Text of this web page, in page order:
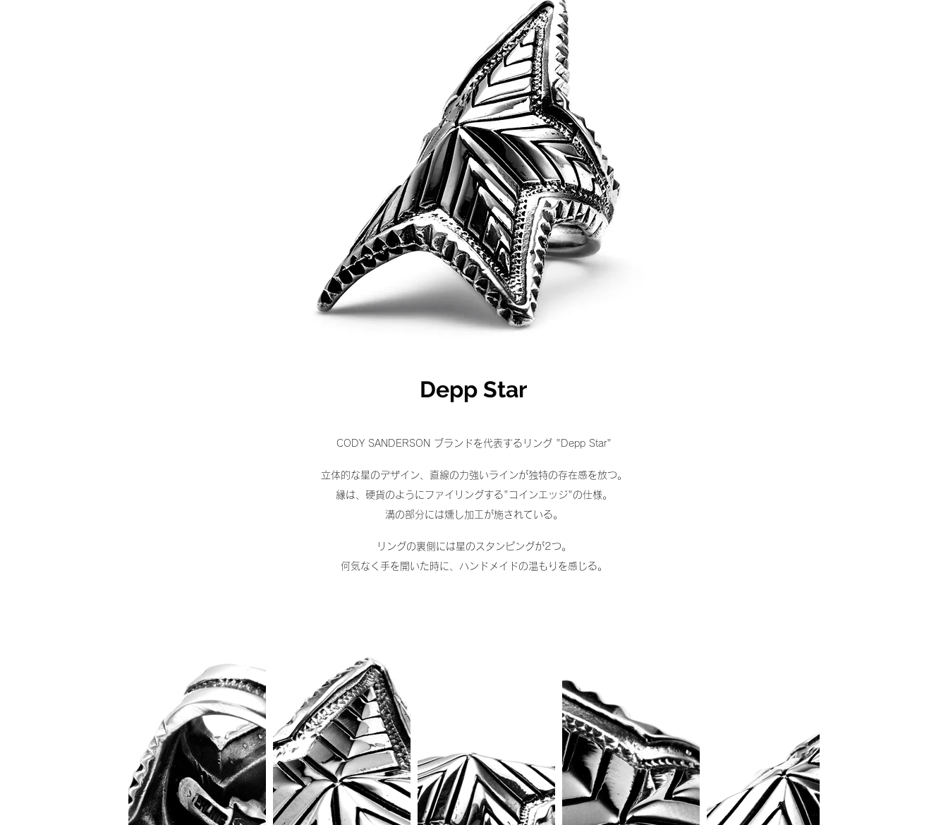
Depp Star
CODY SANDERSON ブランドを代表するリング "Depp Star"
立体的な星のデザイン、直線の力強いラインが独特の存在感を放つ。
縁は、硬貨のようにファイリングする"コインエッジ"の仕様。
溝の部分には燻し加工が施されている。
リングの裏側には星のスタンピングが2つ。
何気なく手を開いた時に、ハンドメイドの温もりを感じる。